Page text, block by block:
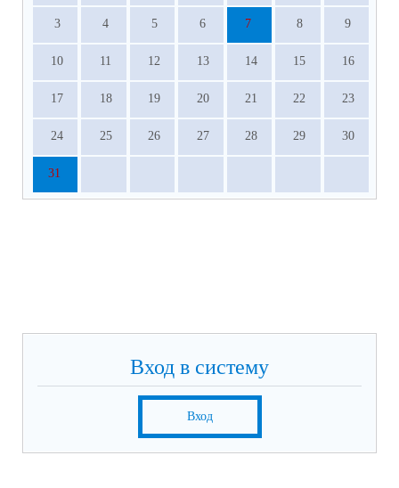
3 4 5 6 7 8 9
10 11 12 13 14 15 16
17 18 19 20 21 22 23
24 25 26 27 28 29 30
31
Вход в систему
Вход